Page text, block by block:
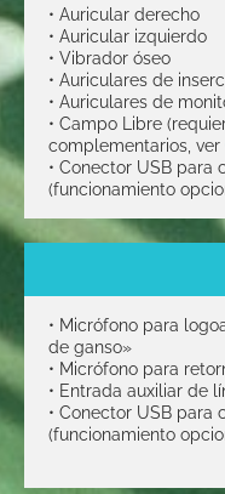
• Auricular derecho
• Auricular izquierdo
• Vibrador óseo
• Auriculares de
• Auriculares de
• Campo Libre
complementarios, ver
• Conector USB para
(funcionamiento
• Micrófono para
de ganso»
• Micrófono para
• Entrada auxiliar de
• Conector USB para
(funcionamiento